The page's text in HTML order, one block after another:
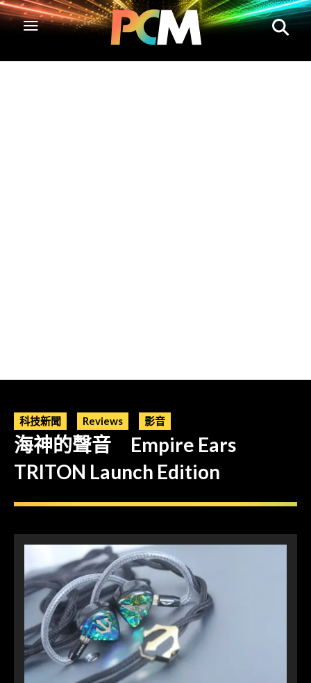
科技新聞 Reviews 影音
海神的聲音 Empire Ears
TRITON Launch Edition